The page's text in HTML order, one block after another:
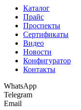
Каталог
Прайс
Проспекты
Сертификаты
Видео
Новости
Конфигуратор
Контакты
WhatsApp
Telegram
Email